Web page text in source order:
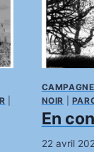
CAMPAGNE
NOIR
En
22 avril